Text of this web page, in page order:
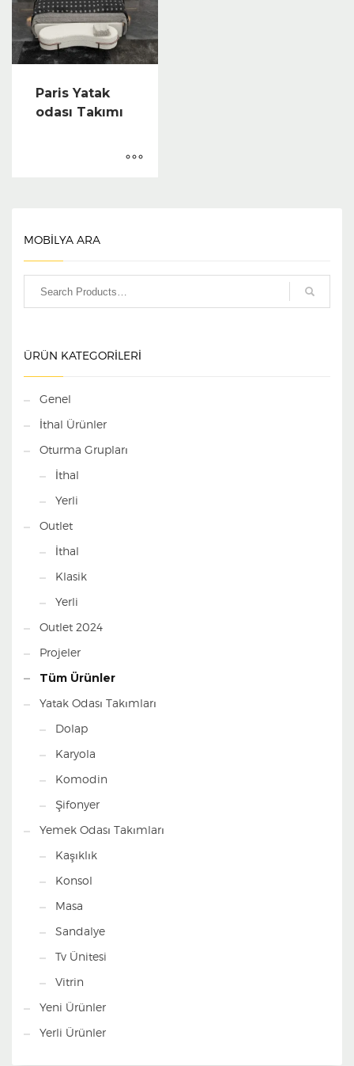
Paris Yatak
odası Takımı
MOBİLYA ARA
ÜRÜN KATEGORILERI
Genel
İthal Ürünler
Oturma Grupları
İthal
Yerli
Outlet
İthal
Klasik
Yerli
Outlet 2024
Projeler
Tüm Ürünler
Yatak Odası Takımları
Dolap
Karyola
Komodin
Şifonyer
Yemek Odası Takımları
Kaşıklık
Konsol
Masa
Sandalye
Tv Ünitesi
Vitrin
Yeni Ürünler
Yerli Ürünler